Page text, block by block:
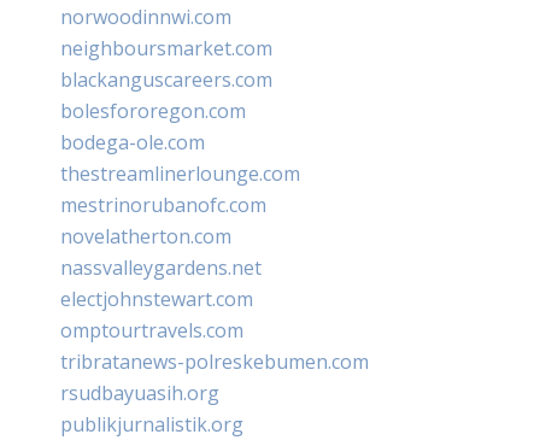
norwoodinnwi.com
neighboursmarket.com
blackanguscareers.com
bolesfororegon.com
bodega-ole.com
thestreamlinerlounge.com
mestrinorubanofc.com
novelatherton.com
nassvalleygardens.net
electjohnstewart.com
omptourtravels.com
tribratanews-polreskebumen.com
rsudbayuasih.org
publikjurnalistik.org